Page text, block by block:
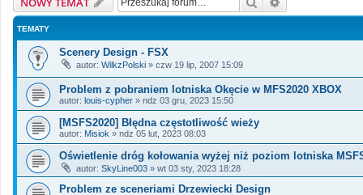
TEMATY
Scenery Design - FSX
autor: WilkzPolski » czw 19 lip, 2007 15:09
Problem z pobraniem lotniska Okęcie w MFS2020 XBOX
autor: louis-cypher » ndz 03 gru, 2023 15:50
[MSFS2020] Błędna częstotliwość wieży
autor: Misiok » ndz 05 lut, 2023 08:03
Oświetlenie dróg kołowania wyżej niż poziom lotniska
autor: SkyLine003 » wt 03 sty, 2023 18:28
Problem ze sceneriami Drzewiecki Design